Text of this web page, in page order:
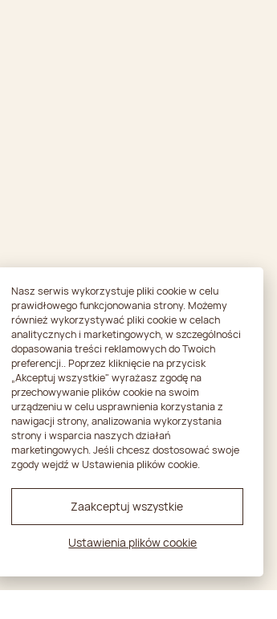
Nasz serwis wykorzystuje pliki cookie w celu
prawidłowego funkcjonowania strony. Możemy
również wykorzystywać pliki cookie w celach
analitycznych i marketingowych, w szczególności
dopasowania treści reklamowych do Twoich
preferencji.. Poprzez kliknięcie na przycisk
„Akceptuj wszystkie" wyrażasz zgodę na
przechowywanie plików cookie na swoim
urządzeniu w celu usprawnienia korzystania z
nawigacji strony, analizowania wykorzystania
strony i wsparcia naszych działań
marketingowych. Jeśli chcesz dostosować swoje
zgody wejdź w Ustawienia plików cookie.
Zaakceptuj wszystkie
Ustawienia plików cookie